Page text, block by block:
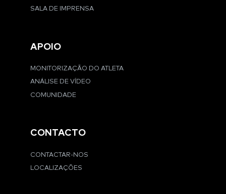
SALA DE IMPRENSA
APOIO
MONITORIZAÇÃO DO ATLETA
ANÁLISE DE VÍDEO
COMUNIDADE
CONTACTO
CONTACTAR-NOS
LOCALIZAÇÕES